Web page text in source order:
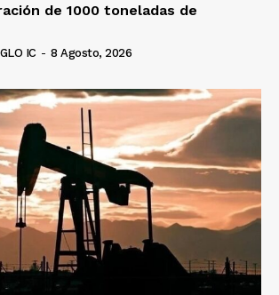
de 1000 toneladas de
IC - 8 Agosto, 2026